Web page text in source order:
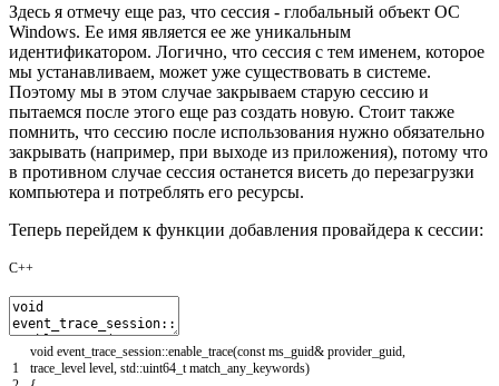
Здесь я отмечу еще раз, что сессия - глобальный объект ОС
Windows. Ее имя является ее же уникальным
идентификатором. Логично, что сессия с тем именем, которое
мы устанавливаем, может уже существовать в системе.
Поэтому мы в этом случае закрываем старую сессию и
пытаемся после этого еще раз создать новую. Стоит также
помнить, что сессию после использования нужно обязательно
закрывать (например, при выходе из приложения), потому что
в противном случае сессия останется висеть до перезагрузки
компьютера и потреблять его ресурсы.
Теперь перейдем к функции добавления провайдера к сессии:
C++
1
void event_trace_session::enable_trace(const ms_guid& provider_guid,
trace_level level, std::uint64_tmatch_any_keywords)